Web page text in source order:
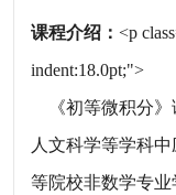
课程介绍： <p
indent:18.0pt;">
《初等微积分》
人文科学等学科
等院校非数学专